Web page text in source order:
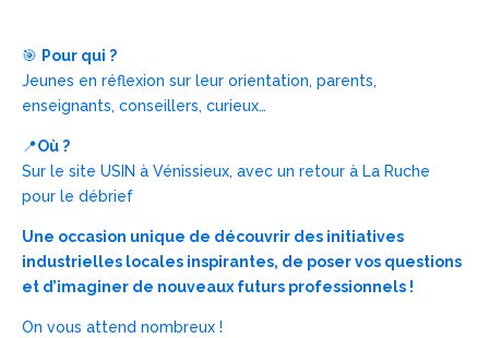
🎯 Pour qui ?
Jeunes en réflexion sur leur orientation, parents,
enseignants, conseillers, curieux…
📍Où ?
Sur le site USIN à Vénissieux, avec un retour à La Ruche
pour le débrief
Une occasion unique de découvrir des initiatives
industrielles locales inspirantes, de poser vos questions
et d’imaginer de nouveaux futurs professionnels !
On vous attend nombreux !